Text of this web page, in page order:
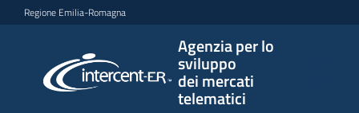
Vai al contenuto
Vai alla navigazione
Vai al footer
Regione Emilia-Romagna
Agenzia per lo
sviluppo
dei mercati
telematici
per lo
sviluppo